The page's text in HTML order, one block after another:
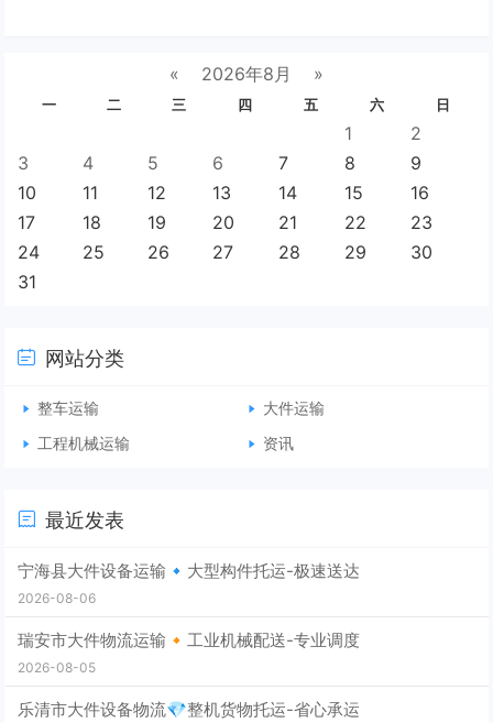
« 2026年8月 »
一 二 三 四 五 六 日
1
2
3
4 5 6 7 8
9
10
11 12 13 14 15
16
17
18 19 20 21 22
23
24
25 26 27 28 29
30
31
网站分类
整车运输
大件运输
工程机械运输
资讯
最近发表
宁海县大件设备运输🔹大型构件托运-极速送达
2026-08-06
瑞安市大件物流运输🔸工业机械配送-专业调度
2026-08-05
乐清市大件设备物流💎整机货物托运-省心承运